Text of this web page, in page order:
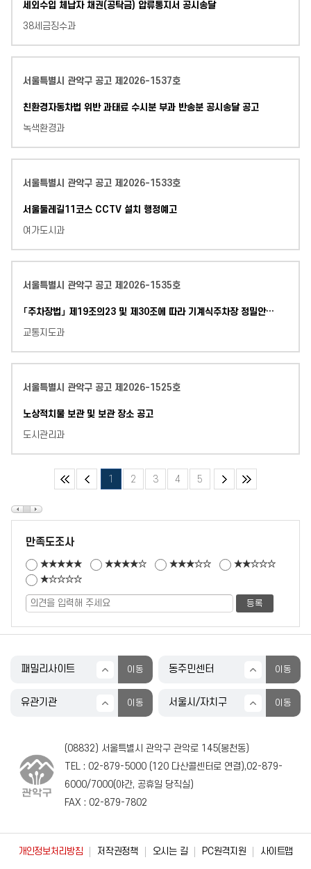
세외수입 체납자 채권(공탁금) 압류통지서 공시송달
38세금징수과
서울특별시 관악구 공고 제2026-1537호
친환경자동차법 위반 과태료 수시분 부과 반송분 공시송달 공고
녹색환경과
서울특별시 관악구 공고 제2026-1533호
서울둘레길11코스 CCTV 설치 행정예고
여가도시과
서울특별시 관악구 공고 제2026-1535호
「주차장법」 제19조의23 및 제30조에 따라 기계식주차장 정밀안전검사를 받지 않은 건축물 관리자에게 수검 촉구 공문을 등기우편으로 발송하였으나, 폐문부재 등의 사유로 송달이 불가
교통지도과
서울특별시 관악구 공고 제2026-1525호
노상적치물 보관 및 보관 장소 공고
도시관리과
1 2 3 4 5
만족도조사
★★★★★ ★★★★☆ ★★★☆☆
★★☆☆☆
★☆☆☆☆
(08832) 서울특별시 관악구 관악로 145(봉천동)
TEL : 02-879-5000(120다산콜센터로 연결),02-879-
6000/ 7000(야간, 공휴일 당직실)
FAX : 02-879-7802
개인정보처리방침 저작권정책 오시는 길 PC원격지원 사이트맵